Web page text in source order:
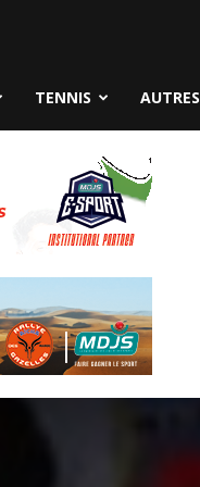
TENNIS AUTRES